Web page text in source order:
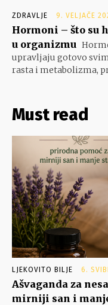
ZDRAVLJE 9. VELJAČE
Hormoni – što su
u organizmu
upravljaju gotovo
rasta i metabolizma,
Must read
LJEKOVITO BILJE 6.
Ašvaganda za
mirniji san i